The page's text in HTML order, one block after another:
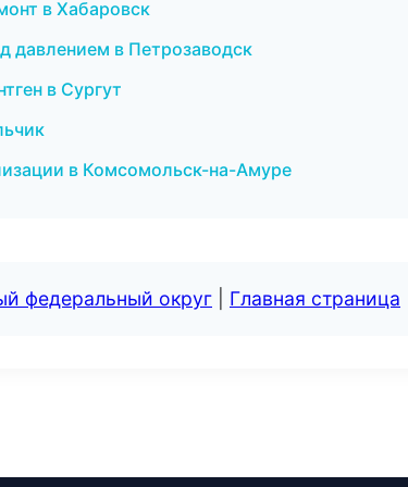
в Хабаровск
давлением в Петрозаводск
в Сургут
в Комсомольск-на-Амуре
федеральный округ Главная страница